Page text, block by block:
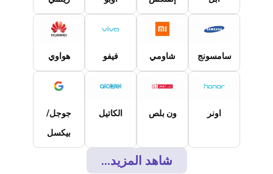
سامسونج شاومي فيفو هواوي
اونر ون بلص الكاتيل
جوجل/
بيكسل
شاهد المزيد...